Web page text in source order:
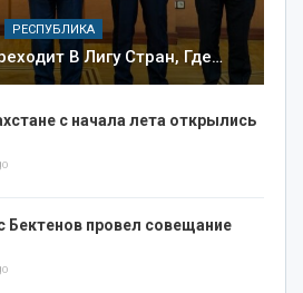
РЕСПУБЛИКА
В Лигу Стран, Где…
с начала лета открылись
Бектенов провел совещание